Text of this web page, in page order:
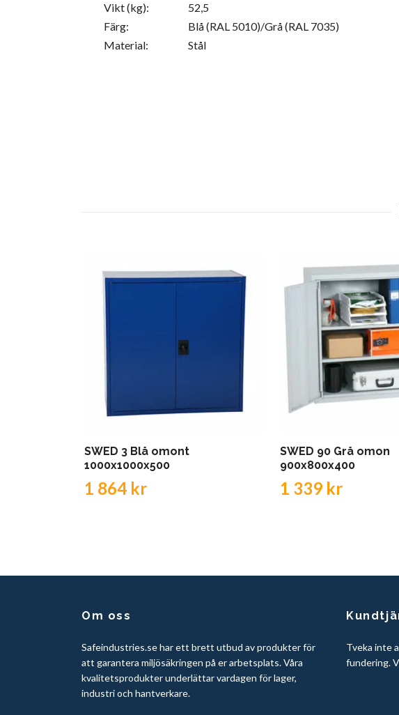
Vikt (kg):
52,5
Färg:
Blå (RAL 5010)/Grå (RAL 7035)
Material:
Stål
SWED 3 Blå omont
1000x1000x500
1 864 kr
SWED 90 Grå omon
900x800x400
1 339 kr
Om oss
Safeindustries.se har ett brett utbud av produkter för
att garantera miljösäkringen på er arbetsplats. Våra
kvalitetsprodukter underlättar vardagen för lager,
industri och hantverkare.
Tveka inte
fundering.